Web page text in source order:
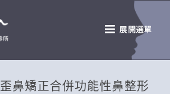
鼻矯正合併功能性鼻整形